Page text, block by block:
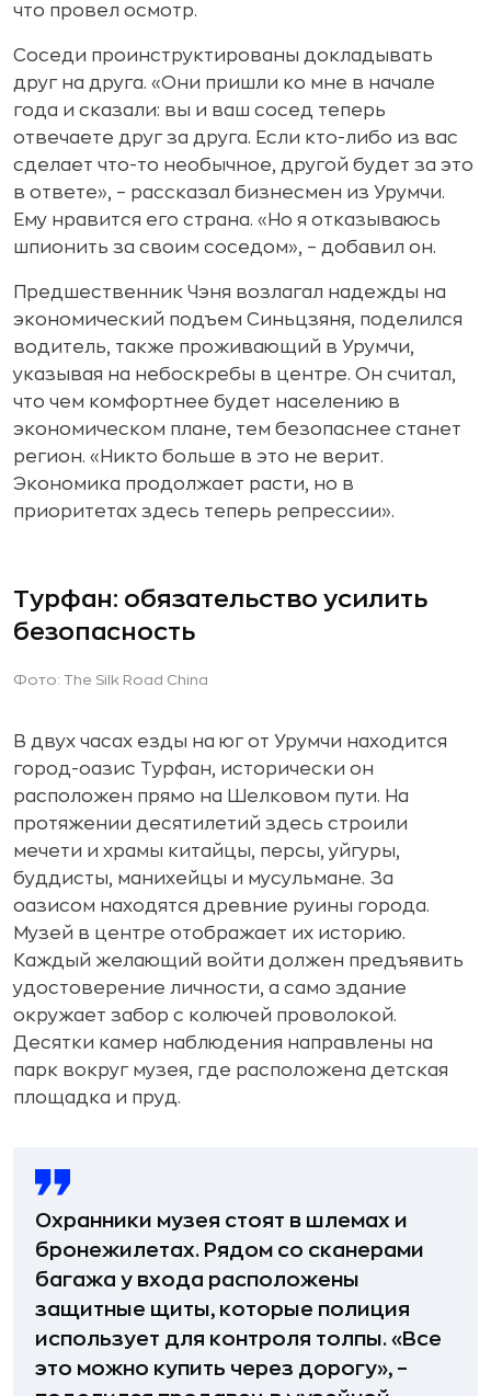
что провел осмотр.
Соседи проинструктированы докладывать
друг на друга. «Они пришли ко мне в начале
года и сказали: вы и ваш сосед теперь
отвечаете друг за друга. Если кто-либо из вас
сделает что-то необычное, другой будет за это
в ответе», – рассказал бизнесмен из Урумчи.
Ему нравится его страна. «Но я отказываюсь
шпионить за своим соседом», – добавил он.
Предшественник Чэня возлагал надежды на
экономический подъем Синьцзяня, поделился
водитель, также проживающий в Урумчи,
указывая на небоскребы в центре. Он считал,
что чем комфортнее будет населению в
экономическом плане, тем безопаснее станет
регион. «Никто больше в это не верит.
Экономика продолжает расти, но в
приоритетах здесь теперь репрессии».
Турфан: обязательство усилить
безопасность
Фото: The Silk Road China
В двух часах езды на юг от Урумчи находится
город-оазис Турфан, исторически он
расположен прямо на Шелковом пути. На
протяжении десятилетий здесь строили
мечети и храмы китайцы, персы, уйгуры,
буддисты, манихейцы и мусульмане. За
оазисом находятся древние руины города.
Музей в центре отображает их историю.
Каждый желающий войти должен предъявить
удостоверение личности, а само здание
окружает забор с колючей проволокой.
Десятки камер наблюдения направлены на
парк вокруг музея, где расположена детская
площадка и пруд.
Охранники музея стоят в шлемах и
бронежилетах. Рядом со сканерами
багажа у входа расположены
защитные щиты, которые полиция
использует для контроля толпы. «Все
это можно купить через дорогу», –